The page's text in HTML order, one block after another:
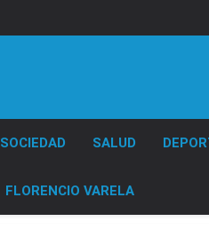
SOCIEDAD SALUD
FLORENCIO VARELA